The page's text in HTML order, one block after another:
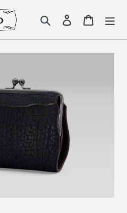
検索 Log in Cart